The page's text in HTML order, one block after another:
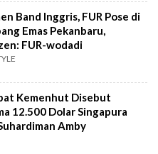
Band Inggris, FUR Pose di
Emas Pekanbaru,
FUR-wodadi
Kemenhut Disebut
12.500 Dolar Singapura
Amby